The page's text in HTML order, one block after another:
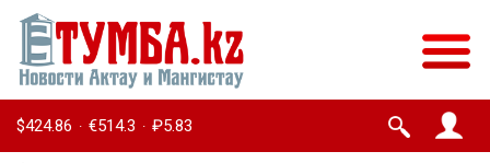
$424.86 · €514.3 · ₽5.83